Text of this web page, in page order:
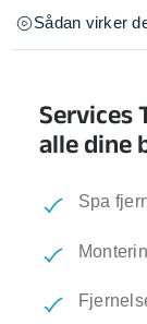
Sådan virker
Services
alle dine
Spa